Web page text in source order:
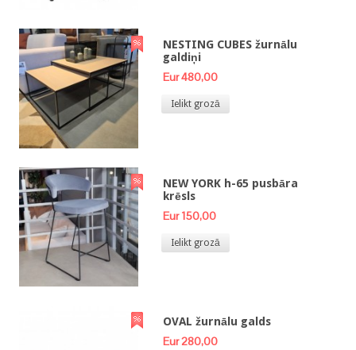
NESTING CUBES žurnālu
galdiņi
Eur 480,00
Ielikt grozā
NEW YORK h-65 pusbāra
krēsls
Eur 150,00
Ielikt grozā
OVAL žurnālu galds
Eur 280,00